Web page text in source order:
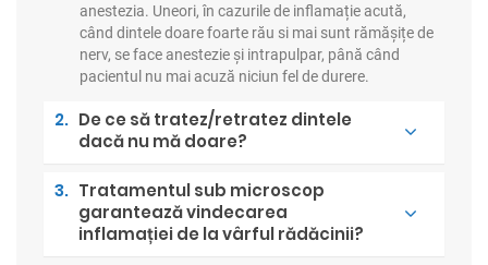
anestezia. Uneori, în cazurile de inflamație acută,
când dintele doare foarte rău si mai sunt rămășițe de
nerv, se face anestezie și intrapulpar, până când
pacientul nu mai acuză niciun fel de durere.
2. De ce să tratez/retratez dintele
dacă nu mă doare?
3. Tratamentul sub microscop
garantează vindecarea
inflamației de la vârful rădăcinii?